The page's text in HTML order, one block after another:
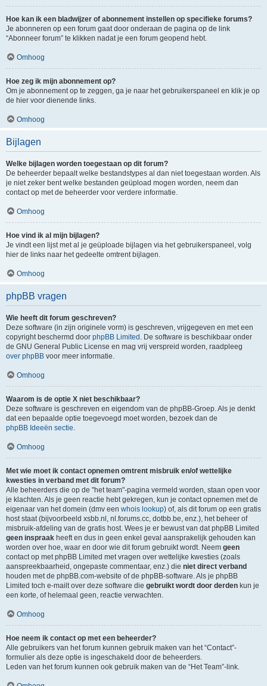
Hoe kan ik een bladwijzer of abonnement instellen op specifieke forums?
Je abonneren op een forum gaat door onderaan de pagina op de link
“Abonneer forum” te klikken nadat je een forum geopend hebt.
Omhoog
Hoe zeg ik mijn abonnement op?
Om je abonnement op te zeggen, ga je naar het gebruikerspaneel en klik je op
de hier voor dienende links.
Omhoog
Bijlagen
Welke bijlagen worden toegestaan op dit forum?
De beheerder bepaalt welke bestandstypes al dan niet toegestaan worden. Als
je niet zeker bent welke bestanden geüpload mogen worden, neem dan
contact op met de beheerder voor verdere informatie.
Omhoog
Hoe vind ik al mijn bijlagen?
Je vindt een lijst met al je geüploade bijlagen via het gebruikerspaneel, volg
hier de links naar het gedeelte omtrent bijlagen.
Omhoog
phpBB vragen
Wie heeft dit forum geschreven?
Deze software (in zijn originele vorm) is geschreven, vrijgegeven en met een
copyright beschermd door phpBB Limited . De software is beschikbaar onder
de GNU General Public License en mag vrij verspreid worden, raadpleeg
over phpBB voor meer informatie.
Omhoog
Waarom is de optie X niet beschikbaar?
Deze software is geschreven en eigendom van de phpBB-Groep. Als je denkt
dat een bepaalde optie toegevoegd moet worden, bezoek dan de
phpBB Ideeën sectie.
Omhoog
Met wie moet ik contact opnemen omtrent misbruik en/of wettelijke
kwesties in verband met dit forum?
Alle beheerders die op de "het team"-pagina vermeld worden, staan open voor
je klachten. Als je geen reactie hebt gekregen, kun je contact opnemen met de
eigenaar van het domein (dmv een whois lookup) of, als dit forum op een gratis
host staat (bijvoorbeeld xsbb.nl, nl.forums.cc, dotbb.be, enz.), het beheer of
misbruik-afdeling van de gratis host. Wees je er bewust van dat phpBB Limited
geen inspraak heeft en dus in geen enkel geval aansprakelijk gehouden kan
worden over hoe, waar en door wie dit forum gebruikt wordt. Neem geen
contact op met phpBB Limited met vragen over wettelijke kwesties (zoals
aanspreekbaarheid, ongepaste commentaar, enz.) die niet direct verband
houden met de phpBB.com-website of de phpBB-software. Als je phpBB
Limited toch e-mailt over deze software die gebruikt wordt door derden kun je
een korte, of helemaal geen, reactie verwachten.
Omhoog
Hoe neem ik contact op met een beheerder?
Alle gebruikers van het forum kunnen gebruik maken van het “Contact”-
formulier als deze optie is ingeschakeld door de beheerders.
Leden van het forum kunnen ook gebruik maken van de “Het Team”-link.